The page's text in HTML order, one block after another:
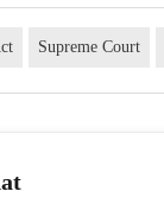
Supreme Court